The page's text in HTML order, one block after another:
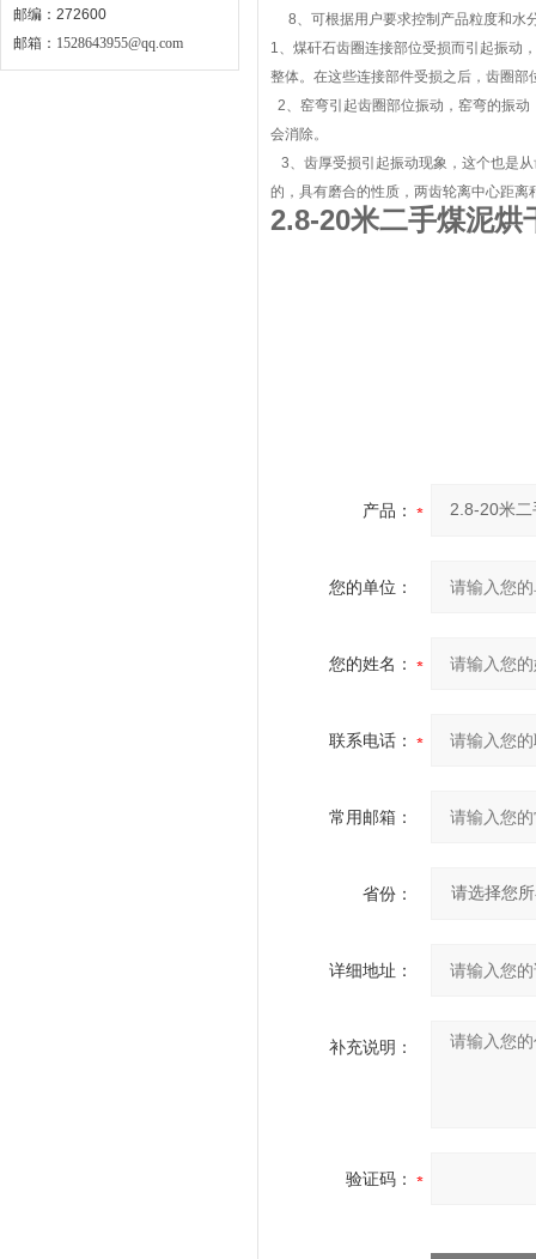
邮编：272600
邮箱： 1528643955@qq.com
8、可根据用户要求控制产品粒度和水
1、煤矸石齿圈连接部位受损而引起振动
整体。在这些连接部件受损之后，齿圈
2、窑弯引起齿圈部位振动，窑弯的振
会消除。
3、齿厚受损引起振动现象，这个也是
的，具有磨合的性质，两齿轮离中心距
2.8-20米二手煤泥烘
产品：
您的单位：
您的姓名：
联系电话：
常用邮箱：
省份：
详细地址：
补充说明：
验证码：